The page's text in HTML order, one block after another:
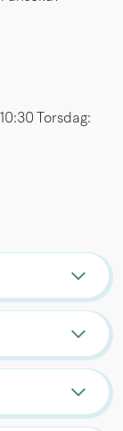
Torsdag: